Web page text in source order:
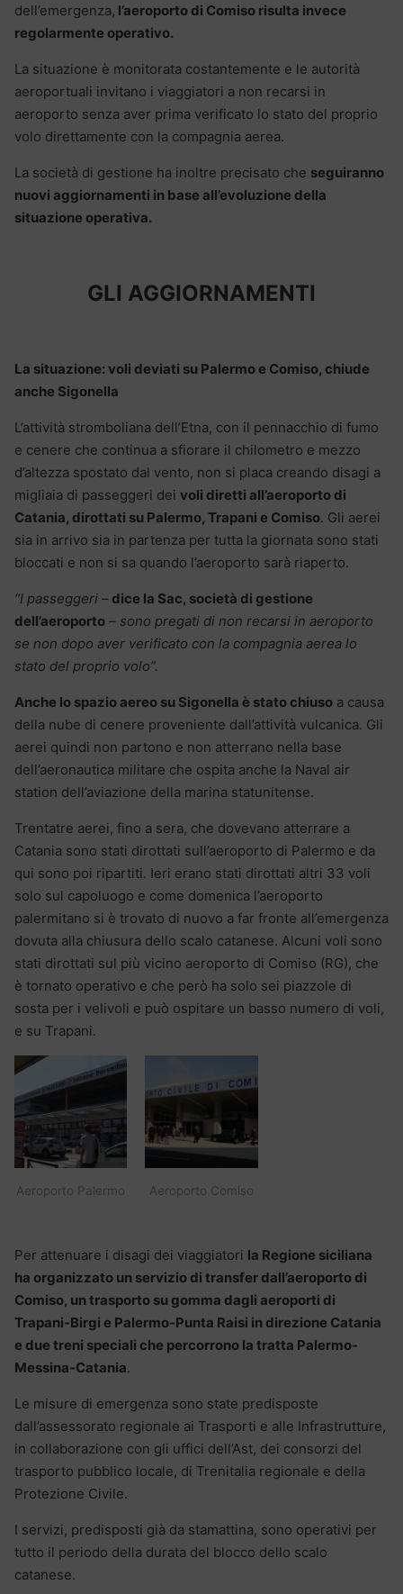
dell’emergenza, l’aeroporto di Comiso risulta invece
regolarmente operativo.
La situazione è monitorata costantemente e le autorità
aeroportuali invitano i viaggiatori a non recarsi in
aeroporto senza aver prima verificato lo stato del proprio
volo direttamente con la compagnia aerea.
La società di gestione ha inoltre precisato che seguiranno
nuovi aggiornamenti in base all’evoluzione della
situazione operativa.
GLI AGGIORNAMENTI
La situazione: voli deviati su Palermo e Comiso, chiude
anche Sigonella
L’attività stromboliana dell’Etna, con il pennacchio di fumo
e cenere che continua a sfiorare il chilometro e mezzo
d’altezza spostato dal vento, non si placa creando disagi a
migliaia di passeggeri dei voli diretti all’aeroporto di
Catania, dirottati su Palermo, Trapani e Comiso. Gli aerei
sia in arrivo sia in partenza per tutta la giornata sono stati
bloccati e non si sa quando l’aeroporto sarà riaperto.
“I passeggeri – dice la Sac, società di gestione
dell’aeroporto – sono pregati di non recarsi in aeroporto
se non dopo aver verificato con la compagnia aerea lo
stato del proprio volo”.
Anche lo spazio aereo su Sigonella è stato chiuso a causa
della nube di cenere proveniente dall’attività vulcanica. Gli
aerei quindi non partono e non atterrano nella base
dell’aeronautica militare che ospita anche la Naval air
station dell’aviazione della marina statunitense.
Trentatre aerei, fino a sera, che dovevano atterrare a
Catania sono stati dirottati sull’aeroporto di Palermo e da
qui sono poi ripartiti. Ieri erano stati dirottati altri 33 voli
solo sul capoluogo e come domenica l’aeroporto
palermitano si è trovato di nuovo a far fronte all’emergenza
dovuta alla chiusura dello scalo catanese. Alcuni voli sono
stati dirottati sul più vicino aeroporto di Comiso (RG), che
è tornato operativo e che però ha solo sei piazzole di
sosta per i velivoli e può ospitare un basso numero di voli,
e su Trapani.
Aeroporto Palermo Aeroporto Comiso
Per attenuare i disagi dei viaggiatori la Regione siciliana
ha organizzato un servizio di transfer dall’aeroporto di
Comiso, un trasporto su gomma dagli aeroporti di
Trapani-Birgi e Palermo-Punta Raisi in direzione Catania
e due treni speciali che percorrono la tratta Palermo-
Messina-Catania.
Le misure di emergenza sono state predisposte
dall’assessorato regionale ai Trasporti e alle Infrastrutture,
in collaborazione con gli uffici dell’Ast, dei consorzi del
trasporto pubblico locale, di Trenitalia regionale e della
Protezione Civile.
I servizi, predisposti già da stamattina, sono operativi per
tutto il periodo della durata del blocco dello scalo
catanese.